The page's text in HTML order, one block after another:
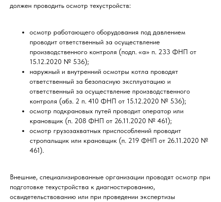
должен проводить осмотр техустройств:
осмотр работающего оборудования под давлением
проводит ответственный за осуществление
производственного контроля (подп. «а» п. 233 ФНП от
15.12.2020 № 536);
наружный и внутренний осмотры котла проводят
ответственный за безопасную эксплуатацию и
ответственный за осуществление производственного
контроля (абз. 2 п. 410 ФНП от 15.12.2020 № 536);
осмотр подкрановых путей проводит оператор или
крановщик (п. 208 ФНП от 26.11.2020 № 461);
осмотр грузозахватных приспособлений проводит
стропальщик или крановщик (п. 219 ФНП от 26.11.2020 №
461).
Внешние, специализированные организации проводят осмотр при
подготовке техустройства к диагностированию,
освидетельствованию или при проведении экспертизы